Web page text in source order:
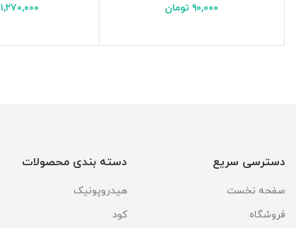
۹۰,۰۰۰ تومان
۱,۲۷۰,۰۰۰
دسترسی سریع
صفحه نخست
فروشگاه
دسته بندی محصولات
هیدروپونیک
کود